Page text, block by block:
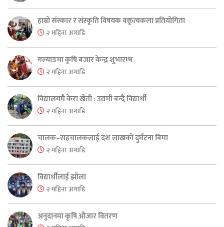
हाम्रो संस्कार र संस्कृति विषयक वक्तृत्वकला प्रतियोगिता
२ महिना अगाडि
गल्याङमा कृषि बजार केन्द्र शुभारम्भ
२ महिना अगाडि
विद्यालयमै केरा खेती : उद्यमी बन्दै विद्यार्थी
२ महिना अगाडि
चालक–सहचालकलाई दश लाखको दुर्घटना बिमा
२ महिना अगाडि
विद्यार्थीलाई झोला
२ महिना अगाडि
अनुदानमा कृषि औजार वितरण